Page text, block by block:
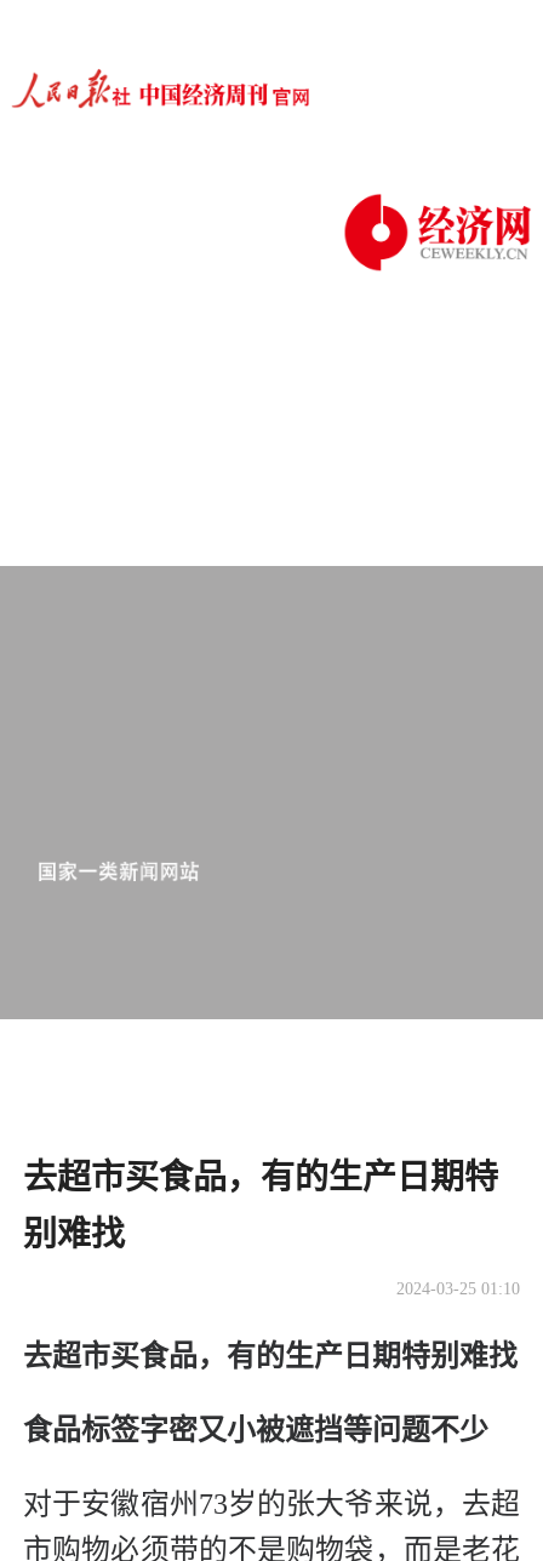
去超市买食品，有的生产日期特
别难找
2024-03-25 01:10
去超市买食品，有的生产日期特别难找
食品标签字密又小被遮挡等问题不少
对于安徽宿州73岁的张大爷来说，去超
市购物必须带的不是购物袋，而是老花